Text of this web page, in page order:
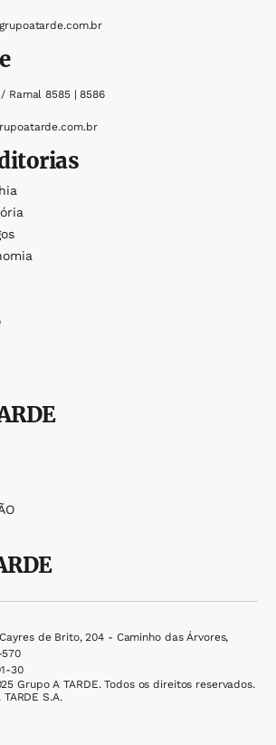
Ramal 8585 | 8586
de Brito, 204 - Caminho das Árvores,
30
Grupo A TARDE. Todos os direitos reservados.
TARDE S.A.